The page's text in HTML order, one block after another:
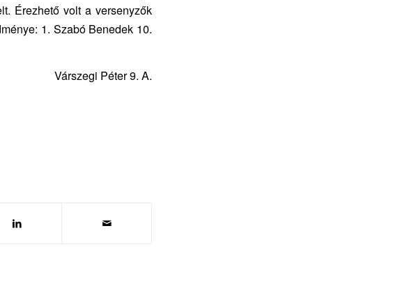
Érezhető volt a versenyzők
1. Szabó Benedek 10.
Várszegi Péter 9. A.